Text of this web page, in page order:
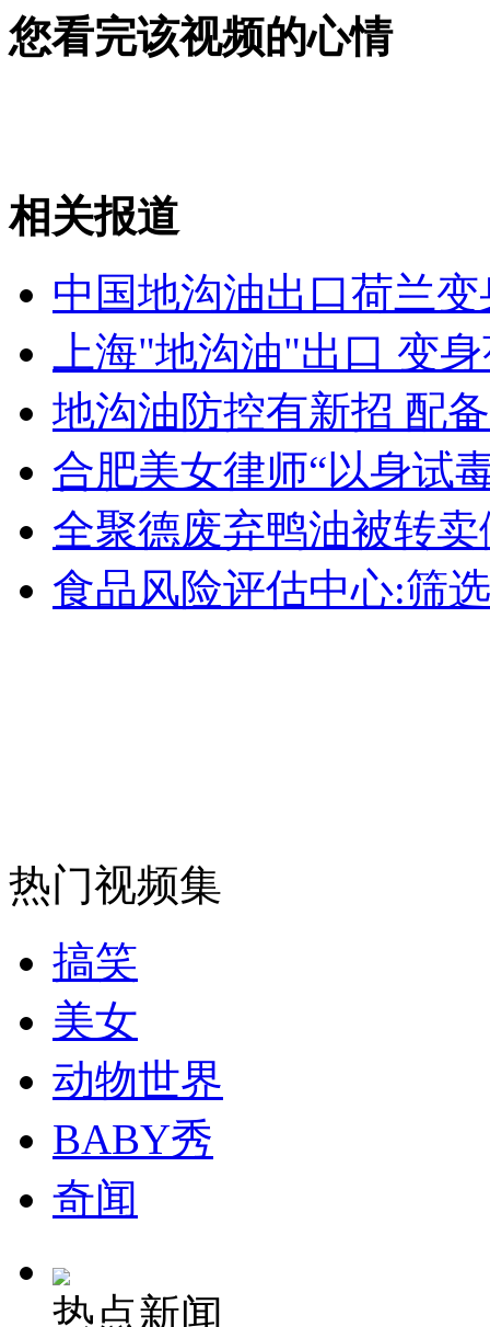
女孩北京地铁殴打老人 痛下狠手拳打脚踢
无痛分娩是否安全 医生回应
外交部：反对强权政治霸凌主义
外交部：有关国家言论片面不公正
纽约上演“枕头大战”
司机酒驾遇交警 急速倒车逃窜
您看完该视频的心情
相关报道
中国地沟油出口荷兰
上海"地沟油"出口 变
地沟油防控有新招 配
合肥美女律师“以身试
全聚德废弃鸭油被转
食品风险评估中心:筛
热门视频集
搞笑
美女
动物世界
BABY秀
奇闻
热点新闻